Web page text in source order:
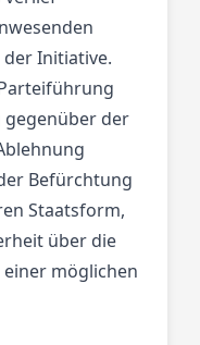
Initiative.
gegenüber der
Befürchtung
Staatsform,
über die
möglichen